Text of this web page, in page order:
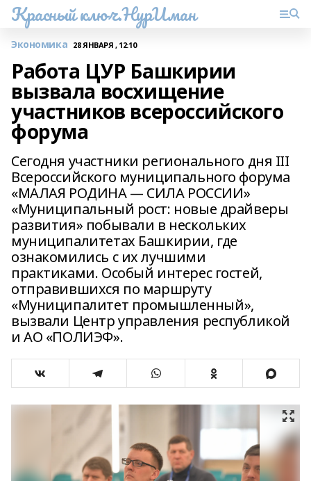
Красный ключ.НурИман
Экономика 28 ЯНВАРЯ , 12:10
Работа ЦУР Башкирии
вызвала восхищение
участников всероссийского
форума
Сегодня участники регионального дня III
Всероссийского муниципального форума
«МАЛАЯ РОДИНА — СИЛА РОССИИ»
«Муниципальный рост: новые драйверы
развития» побывали в нескольких
муниципалитетах Башкирии, где
ознакомились с их лучшими
практиками. Особый интерес гостей,
отправившихся по маршруту
«Муниципалитет промышленный»,
вызвали Центр управления республикой
и АО «ПОЛИЭФ».